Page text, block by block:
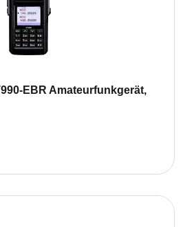
EBR Amateurfunkgerät,